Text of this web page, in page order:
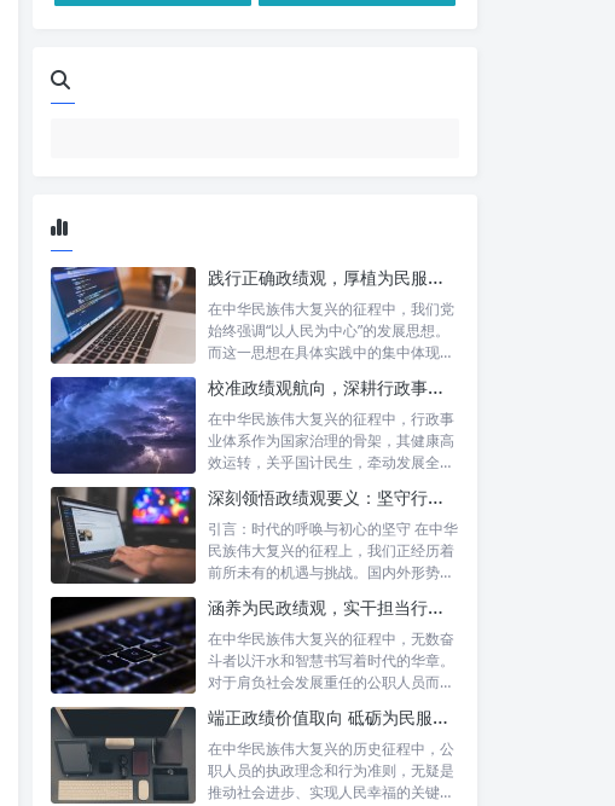
践行正确政绩观，厚植为民服务根基：迈向高质量发展的根本遵循
在中华民族伟大复兴的征程中，我们党
始终强调“以人民为中心”的发展思想。
而这一思想在具体实践中的集中体现，
校准政绩观航向，深耕行政事业本职：新时代高质量发展的双重 imperative
在中华民族伟大复兴的征程中，行政事
业体系作为国家治理的骨架，其健康高
效运转，关乎国计民生，牵动发展全
深刻领悟政绩观要义：坚守行政事业初心，绘就为民服务新篇章
引言：时代的呼唤与初心的坚守 在中华
民族伟大复兴的征程上，我们正经历着
前所未有的机遇与挑战。国内外形势复
涵养为民政绩观，实干担当行稳致远：新时代公仆的价值坐标与实践航向
在中华民族伟大复兴的征程中，无数奋
斗者以汗水和智慧书写着时代的华章。
对于肩负社会发展重任的公职人员而
端正政绩价值取向 砥砺为民服务初心：新时代公仆的责任与担当
在中华民族伟大复兴的历史征程中，公
职人员的执政理念和行为准则，无疑是
推动社会进步、实现人民幸福的关键所